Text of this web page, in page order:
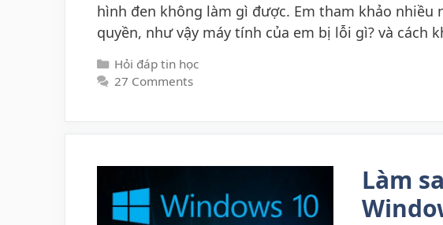
hình đen không làm gì được. Em tham khảo nhiều
quyền, như vậy máy tính của em bị lỗi gì? và cách
Categories
Hỏi đáp tin học
27 Comments
Làm